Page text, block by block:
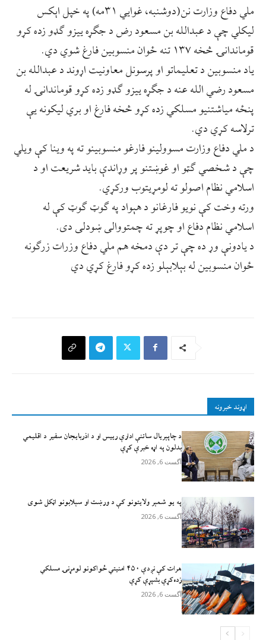
ملي دفاع وزارت نن(دوشنبه، غوایي ۳۱مه) په خپل اېکس
لیکلي چې د عبدالله بن مسعود رض د جګړه ییزو ګډو زده کړو
قوماندانۍ څخه ۱۳۷ تنه ځوان منسوبین فارغ شوي دي.
یاد منسوبین د تعلیماتو او پرسونل معاونیت اړوند د عبدالله بن
مسعود رضي الله عنه د جګړه ییزو ګډو زده کړو قوماندانۍ له
پنځه میاشتنیو مسلکي زده کړو څخه فارغ او بري لیکونه یې
ترلاسه کړي دي.
د ملي دفاع وزارت مسوولینو فارغو منسوبینو ته په وینا کې ویلي
چې د شخصي ګټو او غوښتنو پر وړاندې باید شریعت او د
اسلامي نظام اصولو ته لومړیتوب ورکړي.
ورته وخت کې نویو فارغانو د هېواد په ګوټ ګوټ کې له
اسلامي نظام دفاع او چوپړ ته چمتووالی ښودلی دی.
د یادونې وړ ده چې تر دې دمخه هم ملي دفاع وزرات زرګونه
ځوان منسوبین له بېلابېلو زده کړو فارغ کړي دي
اړوند خبرونه
د چاپېریال ساتنې ادارې رییس او د اذربایجان سفیر د اقلیمي
بدلون په اړه خبرې کړې
آگست 6, 2026
په یو شمېر ولایتونو کې د ورښت او سېلابونو اټکل شوی
آگست 6, 2026
هرات کې نږدې ۴۵۰ امنيتي ځواکونو لومړنۍ مسلکي
زده‌کړې بشپړې کړې
آگست 6, 2026